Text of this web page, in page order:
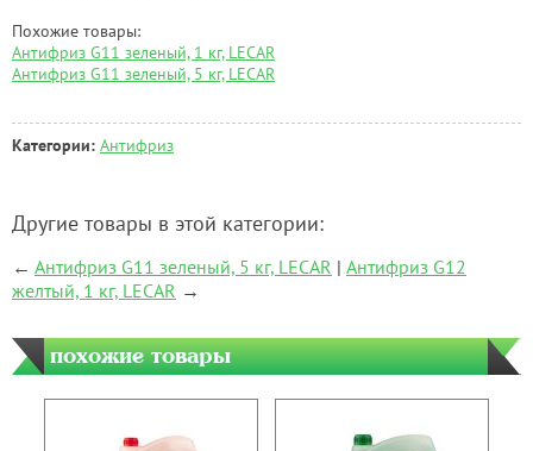
Похожие товары:
Антифриз G11 зеленый, 1 кг, LECAR
Антифриз G11 зеленый, 5 кг, LECAR
Категории: Антифриз
Другие товары в этой категории:
← Антифриз G11 зеленый, 5 кг, LECAR | Антифриз G12
желтый, 1 кг, LECAR →
похожие товары